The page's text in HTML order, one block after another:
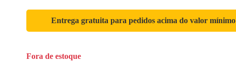
Entrega gratuita para pedidos acima do valor mínimo
Fora de estoque